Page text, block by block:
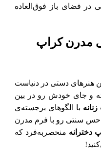
در فضای باز فوق‌العاده
مدرن کراپ
هنرهای دستی در دنیاست
و جای خودش رو در بین
با الگوهای برجسته‌ی
سنتی رو با فرم مدرن
دخترانه منحصربه‌فرد که